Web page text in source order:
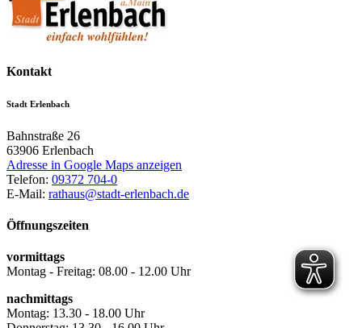
Kontakt
Stadt Erlenbach
Bahnstraße 26
63906 Erlenbach
Adresse in Google Maps anzeigen
Telefon: 09372 704-0
E-Mail: rathaus@stadt-erlenbach.de
Öffnungszeiten
vormittags
Montag - Freitag: 08.00 - 12.00 Uhr
nachmittags
Montag: 13.30 - 18.00 Uhr